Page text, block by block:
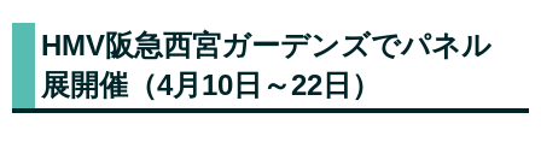
HMV阪急西宮ガーデンズでパネル
展開催（4月10日～22日）